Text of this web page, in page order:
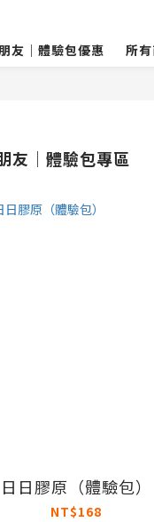
友｜體驗包優惠 所
友｜體驗包專區
日日膠原（體驗包）
NT$168